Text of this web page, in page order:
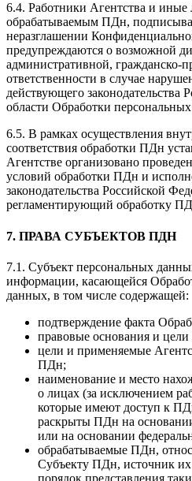
6.4. Работники Агентства и
обрабатываемым ПДн,
неразглашении
предупреждаются о возможной
административной, гражданско-
ответственности в случае
действующего законодательства
области Обработки
6.5. В рамках осуществления
соответствия обработки ПДн
Агентстве организовано
условий обработки ПДн и
законодательства Российской
регламентирующий обработку
7. ПРАВА СУБЪЕКТОВ ПДН
7.1. Субъект персональных
информации, касающейся
данных, в том числе содержащей:
подтверждение факта
правовые основания и
цели и применяемые
ПДн;
наименование и место
о лицах (за исключением
которые имеют доступ к
раскрыты ПДн на
или на основании
обрабатываемые ПДн,
Субъекту ПДн, источник
порядок представления